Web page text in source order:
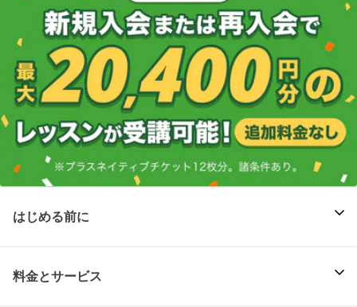
はじめる前に
料金とサービス